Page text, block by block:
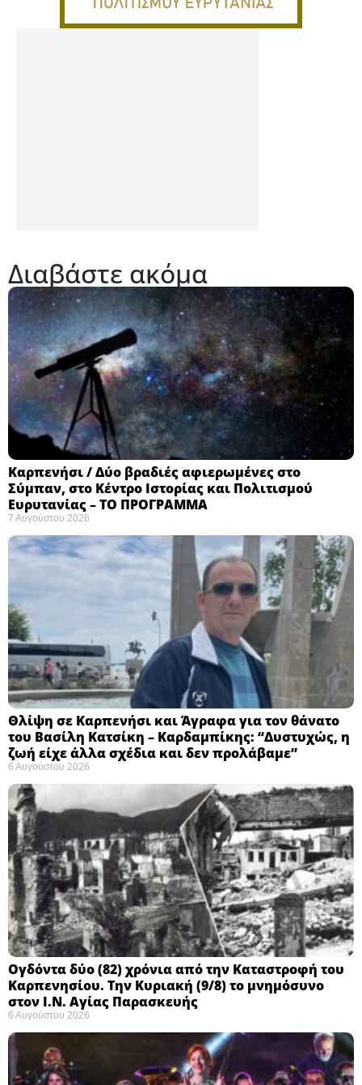
Διαβάστε ακόμα
Καρπενήσι / Δύο βραδιές αφιερωμένες στο
Σύμπαν, στο Κέντρο Ιστορίας και Πολιτισμού
Ευρυτανίας – ΤΟ ΠΡΟΓΡΑΜΜΑ
7 Αυγούστου 2026
Θλίψη σε Καρπενήσι και Άγραφα για τον θάνατο
του Βασίλη Κατσίκη – Καρδαμπίκης: “Δυστυχώς, η
ζωή είχε άλλα σχέδια και δεν προλάβαμε”
6 Αυγούστου 2026
Ογδόντα δύο (82) χρόνια από την Καταστροφή του
Καρπενησίου. Την Κυριακή (9/8) το μνημόσυνο
στον Ι.Ν. Αγίας Παρασκευής
6 Αυγούστου 2026